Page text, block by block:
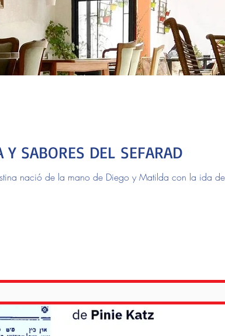
SABORES DEL SEFARAD
nació de la mano de Diego y Matilda con la ida de